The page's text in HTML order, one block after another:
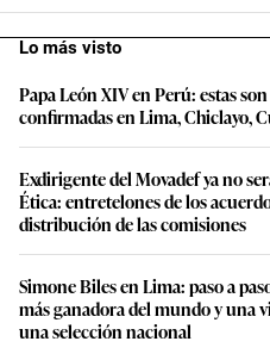
Lo más visto
Papa León XIV en Perú: estas
confirmadas en Lima, Chiclayo,
Exdirigente del Movadef ya no
Ética: entretelones de los
distribución de las comisiones
Simone Biles en Lima: paso a
más ganadora del mundo y una
una selección nacional